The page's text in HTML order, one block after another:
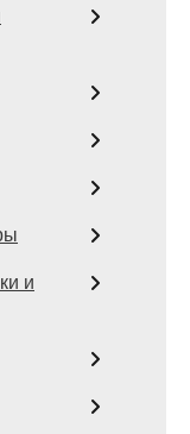
и